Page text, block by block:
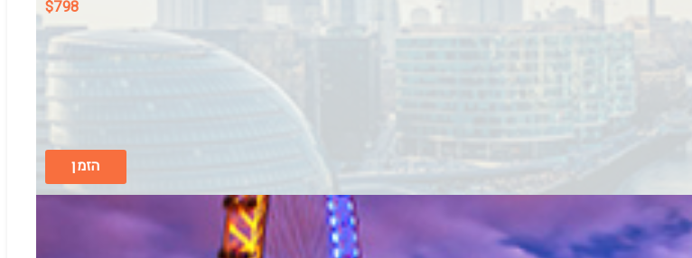
$798
הזמן
THISTLE LONDON HOLBORN
בין התאריכים,